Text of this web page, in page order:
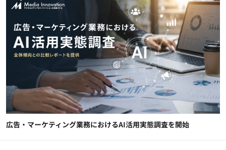
広告・マーケティング業務におけるAI活用実態調査を開始